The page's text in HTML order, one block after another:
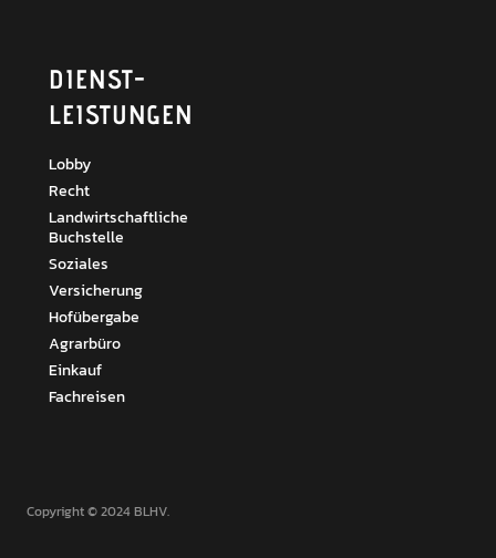
DIENST­
LEISTUNGEN
Lobby
Recht
Landwirtschaftliche
Buchstelle
Soziales
Versicherung
Hofübergabe
Agrarbüro
Einkauf
Fachreisen
Copyright © 2024 BLHV